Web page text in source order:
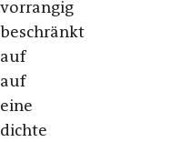
vorrangig
beschränkt
auf
auf
eine
dichte